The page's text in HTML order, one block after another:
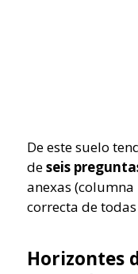
De este suelo
deseis
anexas
correcta de
Horizontes